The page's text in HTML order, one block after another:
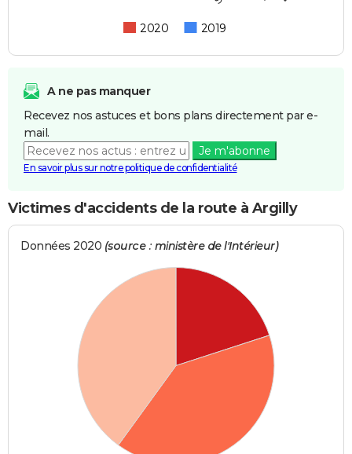
2020 2019
A ne pas manquer
Recevez nos astuces et bons plans directement par e-
mail.
Je m'abonne
En savoir plus sur notre politique de confidentialité
Victimes d'accidents de la route à Argilly
Données 2020 (source : ministère de l'Intérieur)